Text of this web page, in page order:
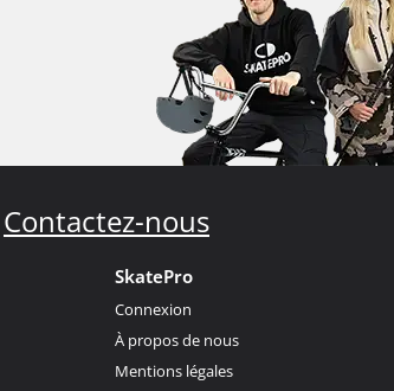
Contactez-nous
SkatePro
Connexion
À propos de nous
Mentions légales